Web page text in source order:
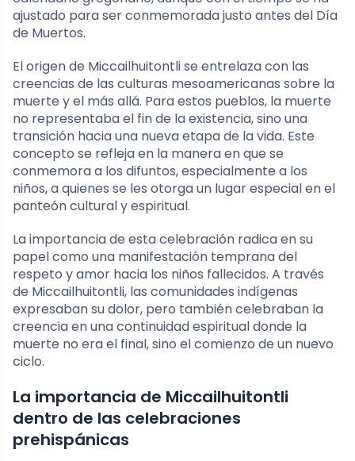
ajustado para ser conmemorada justo antes del Día
de Muertos.
El origen de Miccailhuitontli se entrelaza con las
creencias de las culturas mesoamericanas sobre la
muerte y el más allá. Para estos pueblos, la muerte
no representaba el fin de la existencia, sino una
transición hacia una nueva etapa de la vida. Este
concepto se refleja en la manera en que se
conmemora a los difuntos, especialmente a los
niños, a quienes se les otorga un lugar especial en el
panteón cultural y espiritual.
La importancia de esta celebración radica en su
papel como una manifestación temprana del
respeto y amor hacia los niños fallecidos. A través
de Miccailhuitontli, las comunidades indígenas
expresaban su dolor, pero también celebraban la
creencia en una continuidad espiritual donde la
muerte no era el final, sino el comienzo de un nuevo
ciclo.
La importancia de Miccailhuitontli
dentro de las celebraciones
prehispánicas